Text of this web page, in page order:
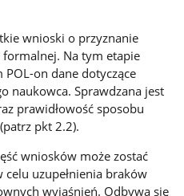
wnioski o przyznanie
Na tym etapie
on dane dotyczące
naukowca. Sprawdzana jest
prawidłowość sposobu
pkt 2.2).
wniosków może zostać
celu uzupełnienia braków
wyjaśnień. Odbywa się